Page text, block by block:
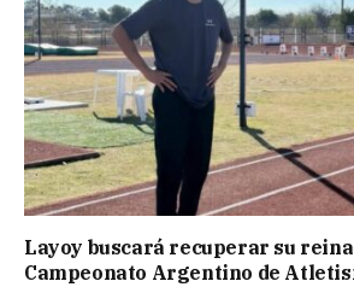
Layoy buscará recuperar su
Campeonato Argentino de